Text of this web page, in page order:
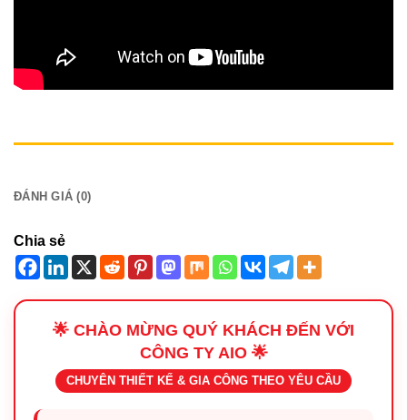
ĐÁNH GIÁ (0)
Chia sẻ
🌟 CHÀO MỪNG QUÝ KHÁCH ĐẾN VỚI
CÔNG TY AIO 🌟
CHUYÊN THIẾT KẾ & GIA CÔNG THEO YÊU CẦU